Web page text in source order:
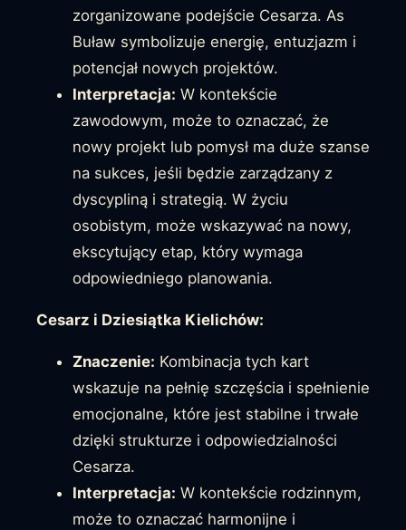
zorganizowane podejście Cesarza. As
Buław symbolizuje energię, entuzjazm i
potencjał nowych projektów.
Interpretacja: W kontekście
zawodowym, może to oznaczać, że
nowy projekt lub pomysł ma duże szanse
na sukces, jeśli będzie zarządzany z
dyscypliną i strategią. W życiu
osobistym, może wskazywać na nowy,
ekscytujący etap, który wymaga
odpowiedniego planowania.
Cesarz i Dziesiątka Kielichów:
Znaczenie: Kombinacja tych kart
wskazuje na pełnię szczęścia i spełnienie
emocjonalne, które jest stabilne i trwałe
dzięki strukturze i odpowiedzialności
Cesarza.
Interpretacja: W kontekście rodzinnym,
może to oznaczać harmonijne i